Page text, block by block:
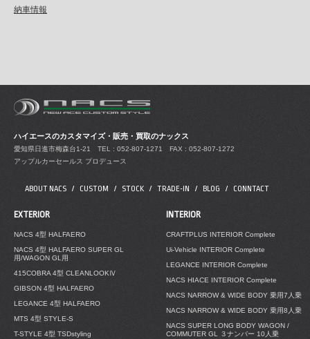
納車情報
ハイエースのカスタマイズ・販売・買取のナックス
愛知県日進市梅森台1-21 TEL : 052-807-1271 FAX : 052-807-1272
アップルカーセールス プロデュース
ABOUT NACS CUSTOM STOCK TRADE-IN BLOG CONNTACT
EXTERIOR
NACS 4型 HALFAERO
NACS 4型 HALFAERO SUPER GL
用/WAGON GL用
415COBRA 4型 CLEANLOOKⅣ
GIBSON 4型 HALFAERO
LEGANCE 4型 HALFAERO
MTS 4型 STYLE-S
T-STYLE 4型 TSDstyling
INTERIOR
CRAFTPLUS INTERIOR Complete
Ui-Vehicle INTERIOR Complete
LEGANCE INTERIOR Complete
NACS HIACE INTERIOR Complete
NACS NARROW & WIDE BODY 乗用7人乗
NACS NARROW & WIDE BODY 乗用8人乗
NACS SUPER LONG BODY WAGON /
COMMUTER GL ３ナンバー 10人乗